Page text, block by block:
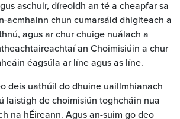
aschuir, díreoidh an té a cheapfar sa
acmhainn chun cumarsáid dhigiteach a
agus ar chur chuige nuálach a
an Choimisiúin a chur
éagsúla ar líne agus as líne.
deis uathúil do dhuine uaillmhianach
laistigh de choimisiún toghcháin nua
na hÉireann. Agus an-suim go deo